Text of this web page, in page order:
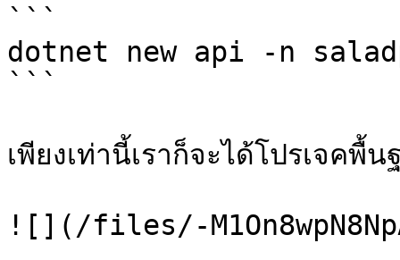
```
dotnet new api -n
```
เพียงเท่านี้เราก็จะได้โปรเจคพื้
![](/files/-